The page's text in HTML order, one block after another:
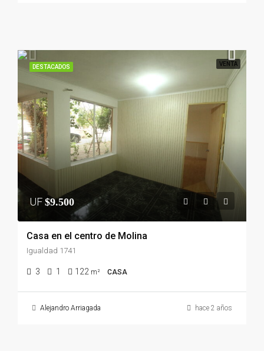
DESTACADOS VENTA
UF $9.500
Casa en el centro de Molina
Igualdad 1741
3 1 122 m² CASA
Alejandro Arriagada hace 2 años